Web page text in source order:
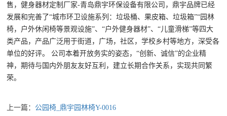
售，健身器材定制厂家-青岛鼎宇环保设备有限公司，鼎宇品牌已经
发展和完善了“城市环卫设施系列：垃圾桶、果皮箱、垃圾箱”“园林
椅，户外休闲椅等景观设施”、“户外健身器材”、“儿童滑梯”等四大
类产品，产品广泛用于街道，广场，社区，学校乡村等地方，深受各
单位的好评。 公司本着开放务实的姿态，“创新、诚信”的企业精
神，期待与国内外朋友友好互利，建立长期合作关系，实现共同繁
荣。
上一篇： 公园椅_鼎宇园林椅Y-0016